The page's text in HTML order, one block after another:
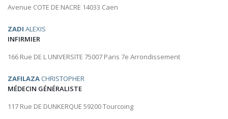
Avenue COTE DE NACRE 14033 Caen
ZADI ALEXIS
INFIRMIER
166 Rue DE L UNIVERSITE 75007 Paris 7e Arrondissement
ZAFILAZA CHRISTOPHER
MÉDECIN GÉNÉRALISTE
117 Rue DE DUNKERQUE 59200 Tourcoing